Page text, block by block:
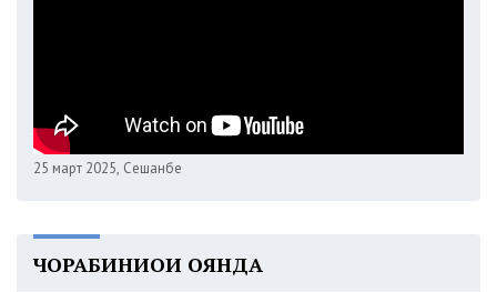
25 март 2025, Сешанбе
ЧОРАБИНИҲОИ ОЯНДА